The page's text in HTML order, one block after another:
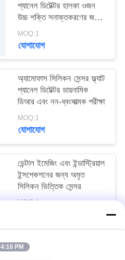
প্যানেল ডিটেক্টর হালকা ওজন
উচ্চ শক্তি সনাক্তকরণের জন্য
উপযুক্ত 15MV
MOQ:1
যোগাযোগ
অ্যামোফাস সিলিকন সেন্সর ফ্ল্যাট
প্যানেল ডিটেক্টর ডায়নামিক
ডিআর এবং নন-ধ্বংসাত্মক পরীক্ষা
MOQ:1
যোগাযোগ
ডেন্টাল ইমেজিং এবং ইন্ডাস্ট্রিয়াল
ইন্সপেকশনের জন্য অমৃত
সিলিকন ভিত্তিক সেন্সর
MOQ:1
4:10 PM